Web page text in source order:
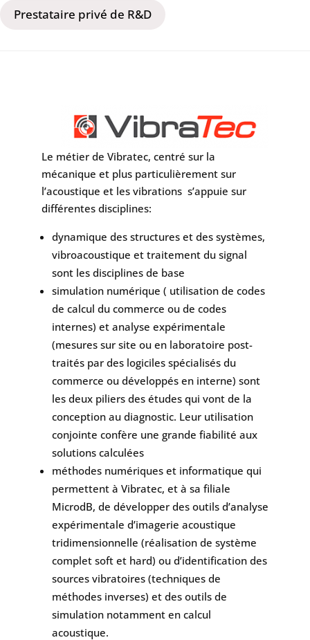
Prestataire privé de R&D
Le métier de Vibratec, centré sur la
mécanique et plus particulièrement sur
l’acoustique et les vibrations s’appuie sur
différentes disciplines:
dynamique des structures et des systèmes,
vibroacoustique et traitement du signal
sont les disciplines de base
simulation numérique ( utilisation de codes
de calcul du commerce ou de codes
internes) et analyse expérimentale
(mesures sur site ou en laboratoire post-
traités par des logiciles spécialisés du
commerce ou développés en interne) sont
les deux piliers des études qui vont de la
conception au diagnostic. Leur utilisation
conjointe confère une grande fiabilité aux
solutions calculées
méthodes numériques et informatique qui
permettent à Vibratec, et à sa filiale
MicrodB, de développer des outils d’analyse
expérimentale d’imagerie acoustique
tridimensionnelle (réalisation de système
complet soft et hard) ou d’identification des
sources vibratoires (techniques de
méthodes inverses) et des outils de
simulation notamment en calcul
acoustique.